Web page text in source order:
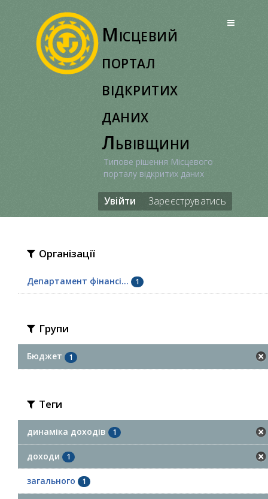
Місцевий
портал
відкритих
даних
Львівщини
Типове рішення Місцевого
порталу відкритих даних
Увійти Зареєструватись
Організації
Департамент фінансі... 1
Групи
Бюджет 1
Теги
динаміка доходів 1
доходи 1
загального 1